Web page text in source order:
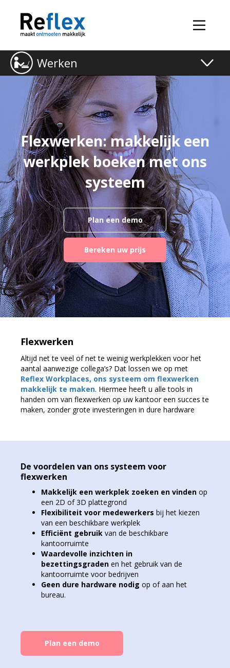
Toggle
Werken
Flexwerken: makkelijk een
werkplek boeken met ons
systeem
Plan een demo
Bereken uw prijs
Flexwerken
Altijd net te veel of net te weinig werkplekken voor het
aantal aanwezige collega’s? Dat lossen we op met
Reflex Workplaces, ons systeem om flexwerken
makkelijk te maken. Hiermee heeft u alle tools in
handen om van flexwerken op uw kantoor een succes te
maken, zonder grote investeringen in dure hardware
De voordelen van ons systeem voor
flexwerken
Makkelijk een werkplek zoeken en vinden op
een 2D of 3D plattegrond
Flexibiliteit voor medewerkers bij het kiezen
van een beschikbare werkplek
Efficiënt gebruik van de beschikbare
kantoorruimte
Waardevolle inzichten in
bezettingsgraden en het gebruik van de
kantoorruimte voor bedrijven
Geen dure hardware nodig op of aan het
bureau.
Plan een demo